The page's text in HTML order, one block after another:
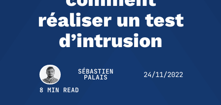
réaliser un test
d’intrusion
SÉBASTIEN
PALAIS 24/11/2022
8 MIN READ